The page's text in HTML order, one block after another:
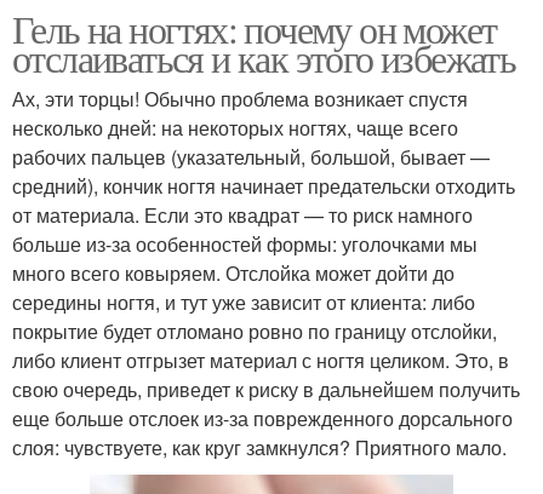
Гель на ногтях: почему он может
отслаиваться и как этого избежать
Ах, эти торцы! Обычно проблема возникает спустя
несколько дней: на некоторых ногтях, чаще всего
рабочих пальцев (указательный, большой, бывает —
средний), кончик ногтя начинает предательски отходить
от материала. Если это квадрат — то риск намного
больше из-за особенностей формы: уголочками мы
много всего ковыряем. Отслойка может дойти до
середины ногтя, и тут уже зависит от клиента: либо
покрытие будет отломано ровно по границу отслойки,
либо клиент отгрызет материал с ногтя целиком. Это, в
свою очередь, приведет к риску в дальнейшем получить
еще больше отслоек из-за поврежденного дорсального
слоя: чувствуете, как круг замкнулся? Приятного мало.